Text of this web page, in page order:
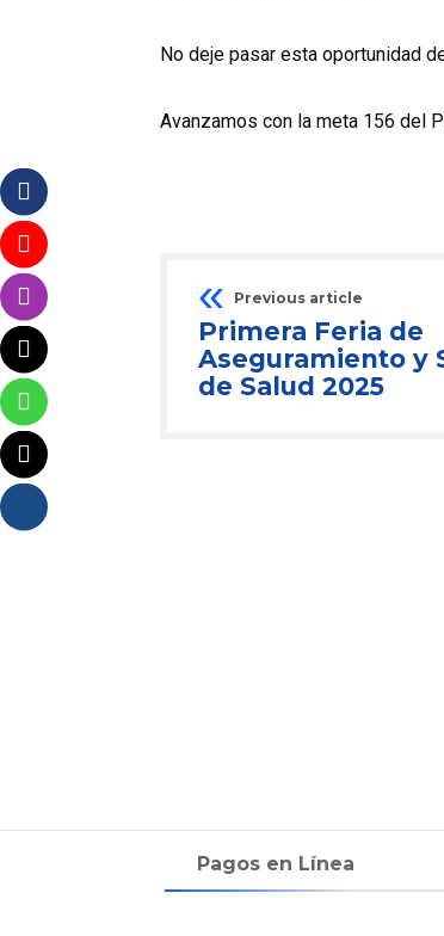
No deje pasar esta oportunidad
Avanzamos con la meta 156 del
Previous article
Primera Feria de
Aseguramiento y
de Salud 2025
Pagos en Línea